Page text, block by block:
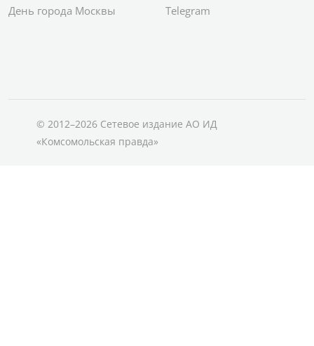
День города Москвы
Telegram
© 2012–2026 Сетевое издание АО ИД
«Комсомольская правда»